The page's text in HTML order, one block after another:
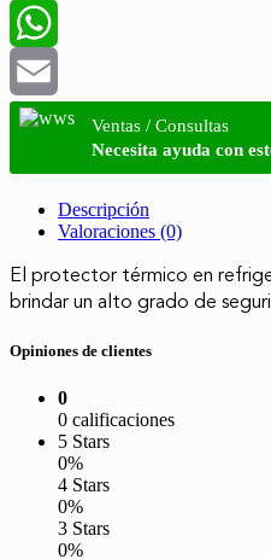
LinkedIn
WhatsApp
Email
Ventas / Consultas
Necesita ayuda con
Descripción
Valoraciones (0)
El protector térmico en
brindar un alto grado de
Opiniones de clientes
0
0 calificaciones
5 Stars
0%
4 Stars
0%
3 Stars
0%